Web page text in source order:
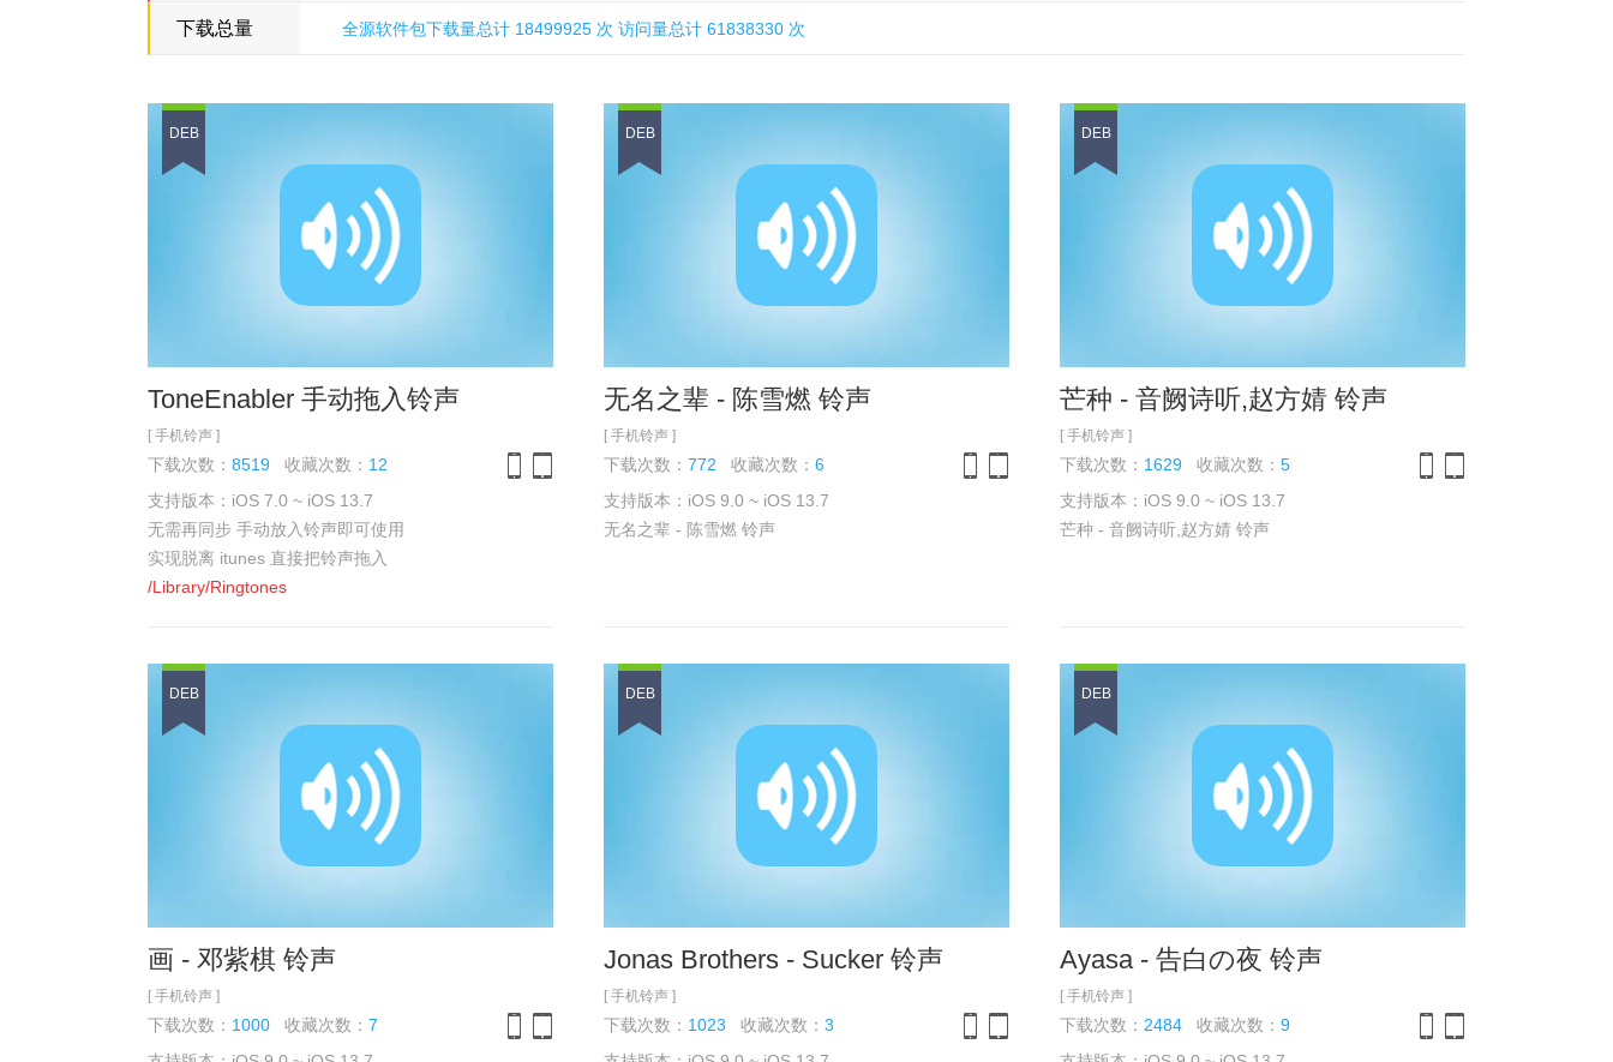
下载总量 全源软件包下载量总计 18499925 次 访问量总计 61838330 次
DEB
ToneEnabler 手动拖入铃声
[ 手机铃声 ]
下载次数： 8519 收藏次数： 12
支持版本：iOS 7.0 ~ iOS 13.7
无需再同步 手动放入铃声即可使用
实现脱离 itunes 直接把铃声拖入
/Library/Ringtones
DEB
无名之辈 - 陈雪燃 铃声
[ 手机铃声 ]
下载次数： 772 收藏次数：6
支持版本：iOS 9.0 ~ iOS 13.7
无名之辈 - 陈雪燃 铃声
DEB
芒种 - 音阙诗听,赵方婧 铃声
[ 手机铃声 ]
下载次数： 1629 收藏次数：5
支持版本：iOS 9.0 ~ iOS 13.7
芒种 - 音阙诗听,赵方婧 铃声
DEB
画 - 邓紫棋 铃声
[ 手机铃声 ]
下载次数： 1000 收藏次数：7
DEB
Jonas Brothers - Sucker 铃声
[ 手机铃声 ]
下载次数： 1023 收藏次数：3
DEB
Ayasa - 告白の夜 铃声
[ 手机铃声 ]
下载次数： 2484 收藏次数：9